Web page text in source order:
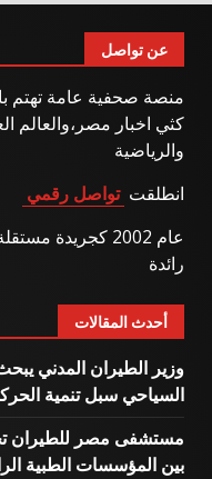
عن تواصل
منصة صحفية عامة تهتم
كثي اخبار مصر،والعالم
والرياضية
انطلقت تواصل رقمي
عام 2002
رائدة
أحدث المقالات
وزير الطيران المدني
السياحي سبل تنمية
بين المؤسسات الطبية